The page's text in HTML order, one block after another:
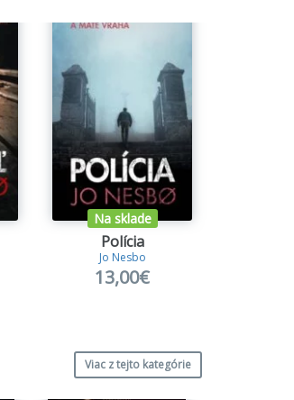
Na sklade
Polícia
Jo Nesbo
13,00€
Viac z tejto kategórie